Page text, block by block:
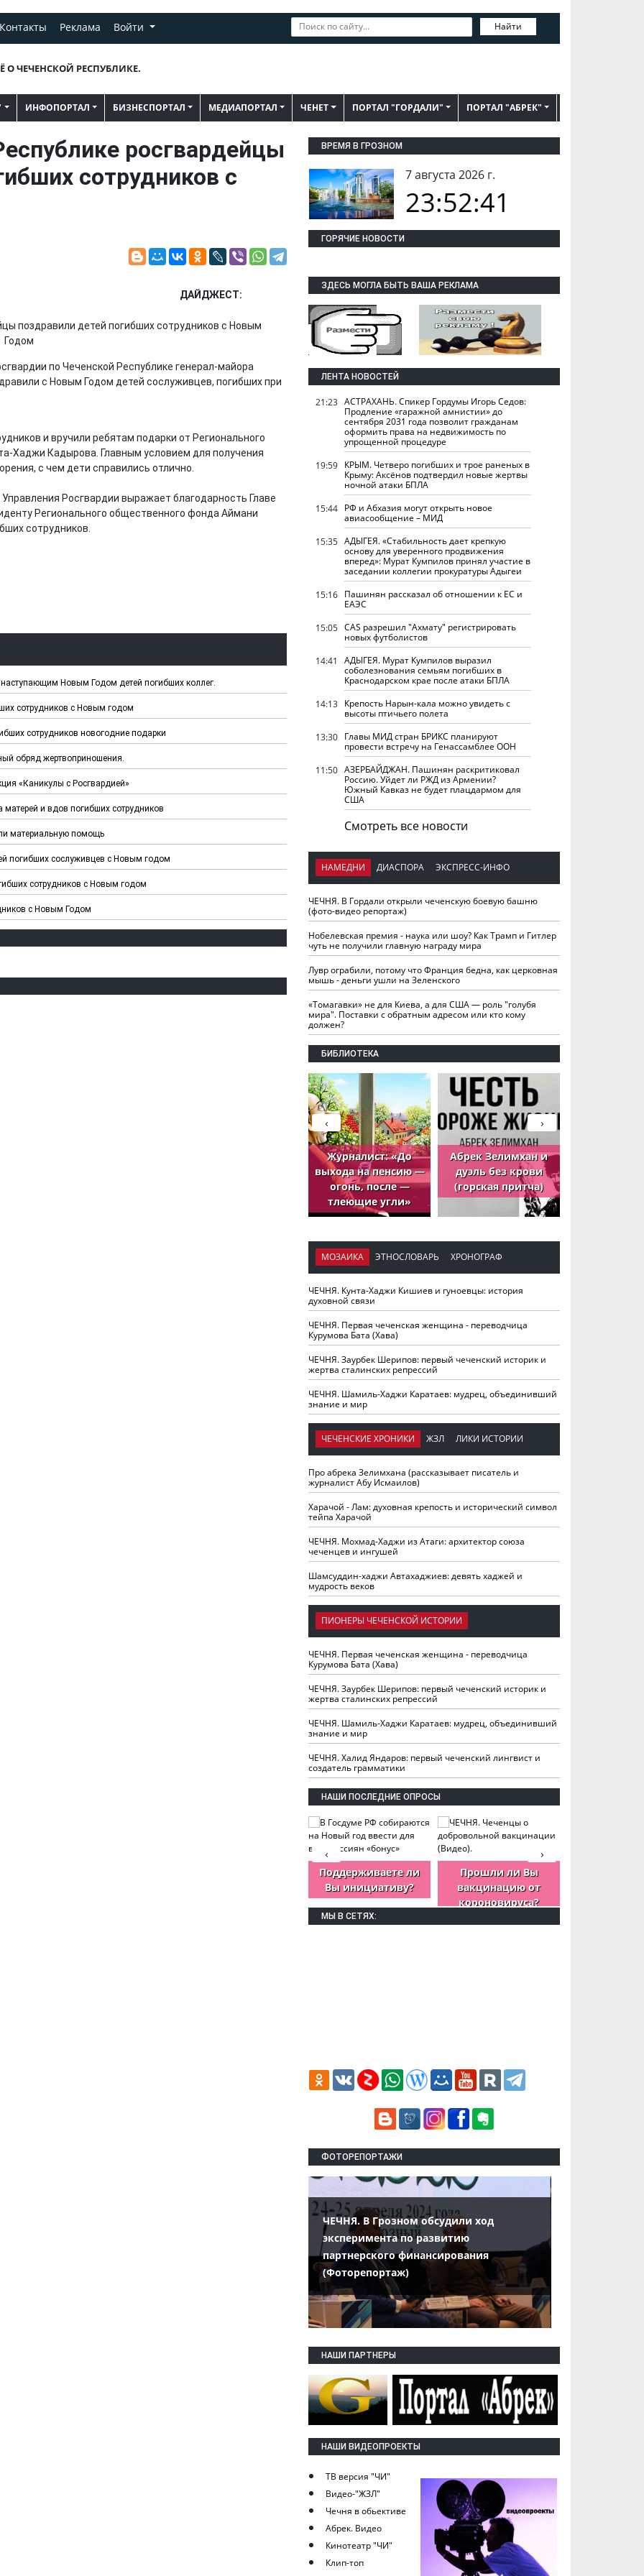
Контакты Реклама Войти Найти
О ЧЕЧЕНСКОЙ РЕСПУБЛИКЕ.
ИНФОПОРТАЛ БИЗНЕСПОРТАЛ МЕДИАПОРТАЛ ЧЕНЕТ ПОРТАЛ "ГОРДАЛИ" ПОРТАЛ "АБРЕК"
росгвардейцы
сотрудников с
ДАЙДЖЕСТ:
по Чеченской Республике генерал-майора
с Новым Годом детей сослуживцев, погибших при
и вручили ребятам подарки от Регионального
Хаджи Кадырова. Главным условием для получения
с чем дети справились отлично.
Росгвардии выражает благодарность Главе
Регионального общественного фонда Аймани
сотрудников.
Новым Годом детей погибших коллег.
сотрудников с Новым годом
сотрудников новогодние подарки
обряд жертвоприношения.
«Каникулы с Росгвардией»
и вдов погибших сотрудников
материальную помощь
погибших сослуживцев с Новым годом
сотрудников с Новым годом
с Новым Годом
ВРЕМЯ В ГРОЗНОМ
7 августа 2026 г.
23:52:42
ГОРЯЧИЕ НОВОСТИ
ЗДЕСЬ МОГЛА БЫТЬ ВАША РЕКЛАМА
ЛЕНТА НОВОСТЕЙ
21:23 АСТРАХАНЬ. Спикер Гордумы Игорь Седов:
Продление «гаражной амнистии» до
сентября 2031 года позволит гражданам
оформить права на недвижимость по
упрощенной процедуре
19:59 КРЫМ. Четверо погибших и трое раненых в
Крыму: Аксёнов подтвердил новые жертвы
ночной атаки БПЛА
15:44 РФ и Абхазия могут открыть новое
авиасообщение – МИД
15:35 АДЫГЕЯ. «Стабильность дает крепкую
основу для уверенного продвижения
вперед»: Мурат Кумпилов принял участие в
заседании коллегии прокуратуры Адыгеи
15:16 Пашинян рассказал об отношении к ЕС и
ЕАЭС
15:05 CAS разрешил "Ахмату" регистрировать
новых футболистов
14:41
АДЫГЕЯ. Мурат Кумпилов выразил
соболезнования семьям погибших в
Краснодарском крае после атаки БПЛА
14:13 Крепость Нарын-кала можно увидеть с
высоты птичьего полета
13:30 Главы МИД стран БРИКС планируют
провести встречу на Генассамблее ООН
11:50 АЗЕРБАЙДЖАН. Пашинян раскритиковал
Россию. Уйдет ли РЖД из Армении?
Южный Кавказ не будет плацдармом для
США
Смотреть все новости
НАМЕДНИ ДИАСПОРА ЭКСПРЕСС-ИНФО
ЧЕЧНЯ. В Гордали открыли чеченскую боевую башню
(фото-видео репортаж)
Нобелевская премия - наука или шоу? Как Трамп и Гитлер
чуть не получили главную награду мира
Лувр ограбили, потому что Франция бедна, как церковная
мышь - деньги ушли на Зеленского
«Томагавки» не для Киева, а для США — роль "голубя
мира". Поставки с обратным адресом или кто кому
должен?
БИБЛИОТЕКА
Журналист: «До
выхода на пенсию —
огонь, после —
тлеющие угли»
Абрек Зелимхан и
дуэль без крови
(горская притча)
›
‹
МОЗАИКА ЭТНОСЛОВАРЬ ХРОНОГРАФ
ЧЕЧНЯ. Кунта-Хаджи Кишиев и гуноевцы: история
духовной связи
ЧЕЧНЯ. Первая чеченская женщина - переводчица
Курумова Бата (Хава)
ЧЕЧНЯ. Заурбек Шерипов: первый чеченский историк и
жертва сталинских репрессий
ЧЕЧНЯ. Шамиль-Хаджи Каратаев: мудрец, объединивший
знание и мир
ЧЕЧЕНСКИЕ ХРОНИКИ ЖЗЛ ЛИКИ ИСТОРИИ
Про абрека Зелимхана (рассказывает писатель и
журналист Абу Исмаилов)
Харачой - Лам: духовная крепость и исторический символ
тейпа Харачой
ЧЕЧНЯ. Мохмад-Хаджи из Атаги: архитектор союза
чеченцев и ингушей
Шамсуддин-хаджи Автахаджиев: девять хаджей и
мудрость веков
ПИОНЕРЫ ЧЕЧЕНСКОЙ ИСТОРИИ
ЧЕЧНЯ. Первая чеченская женщина - переводчица
Курумова Бата (Хава)
ЧЕЧНЯ. Заурбек Шерипов: первый чеченский историк и
жертва сталинских репрессий
ЧЕЧНЯ. Шамиль-Хаджи Каратаев: мудрец, объединивший
знание и мир
ЧЕЧНЯ. Халид Яндаров: первый чеченский лингвист и
создатель грамматики
НАШИ ПОСЛЕДНИЕ ОПРОСЫ
Поддерживаете ли
Вы инициативу?
Прошли ли Вы
вакцинацию от
короновируса?
›
‹
МЫ В СЕТЯХ:
ФОТОРЕПОРТАЖИ
ЧЕЧНЯ. В Грозном обсудили ход
эксперимента по развитию
партнерского финансирования
(Фоторепортаж)
НАШИ ПАРТНЕРЫ
НАШИ ВИДЕОПРОЕКТЫ
ТВ версия "ЧИ"
Видео-"ЖЗЛ"
Чечня в обьективе
Абрек. Видео
Кинотеатр "ЧИ"
Клип-топ